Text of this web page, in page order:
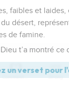
faibles et
désert,
de famine.
t’a montré ce
seront des
toute l’Égypte.
Commentaires Strong